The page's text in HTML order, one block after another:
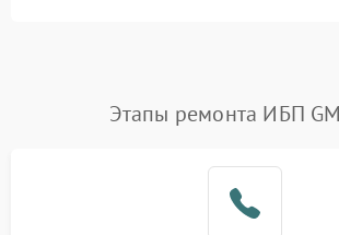
Этапы ремонта ИБП